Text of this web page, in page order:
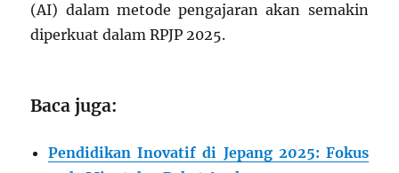
(AI) dalam metode pengajaran akan semakin
diperkuat dalam RPJP 2025.
Baca juga:
Pendidikan Inovatif di Jepang 2025: Fokus